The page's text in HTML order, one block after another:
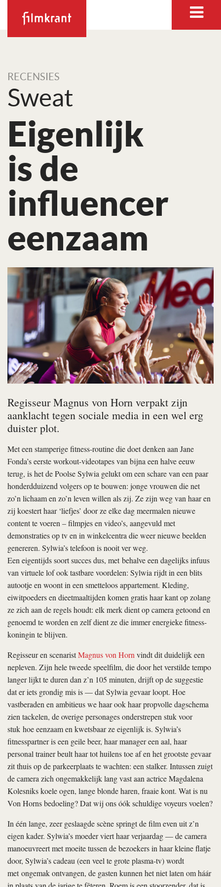
RECENSIES
Sweat
Eigenlijk
is de
influencer
eenzaam
Regisseur Magnus von Horn verpakt zijn
aanklacht tegen sociale media in een wel erg
duister plot.
Met een stamperige fitness-routine die doet denken aan Jane
Fonda’s eerste workout-videotapes van bijna een halve eeuw
terug, is het de Poolse Sylwia gelukt om een schare van een paar
honderdduizend volgers op te bouwen: jonge vrouwen die net
zo’n lichaam en zo’n leven willen als zij. Ze zijn weg van haar en
zij koestert haar ‘liefjes’ door ze elke dag meermalen nieuwe
content te voeren – filmpjes en video’s, aangevuld met
demonstraties op tv en in winkelcentra die weer nieuwe beelden
genereren. Sylwia’s telefoon is nooit ver weg.
Een eigentijds soort succes dus, met behalve een dagelijks infuus
van virtuele lof ook tastbare voordelen: Sylwia rijdt in een blits
autootje en woont in een smetteloos appartement. Kleding,
eiwitpoeders en dieetmaaltijden komen gratis haar kant op zolang
ze zich aan de regels houdt: elk merk dient op camera getoond en
genoemd te worden en zelf dient ze die immer energieke fitness-
koningin te blijven.
Regisseur en scenaristMagnus von Hornvindt dit duidelijk een
nepleven. Zijn hele tweede speelfilm, die door het verstilde tempo
langer lijkt te duren dan z’n 105 minuten, drijft op de suggestie
dat er iets grondig mis is — dat Sylwia gevaar loopt. Hoe
vastberaden en ambitieus we haar ook haar propvolle dagschema
zien tackelen, de overige personages onderstrepen stuk voor
stuk hoe eenzaam en kwetsbaar ze eigenlijk is. Sylwia’s
fitnesspartner is een geile beer, haar manager een aal, haar
personal trainer beult haar tot huilens toe af en het grootste gevaar
zit thuis op de parkeerplaats te wachten: een stalker. Intussen zuigt
de camera zich ongemakkelijk lang vast aan actrice Magdalena
Kolesniks koele ogen, lange blonde haren, fraaie kont. Wat is nu
Von Horns bedoeling? Dat wij ons óók schuldige voyeurs voelen?
In één lange, zeer geslaagde scène springt de film even uit z’n
eigen kader. Sylwia’s moeder viert haar verjaardag — de camera
manoeuvreert met moeite tussen de bezoekers in haar kleine flatje
door, Sylwia’s cadeau (een veel te grote plasma-tv) wordt
met ongemak ontvangen, de gasten kunnen het niet laten om háár